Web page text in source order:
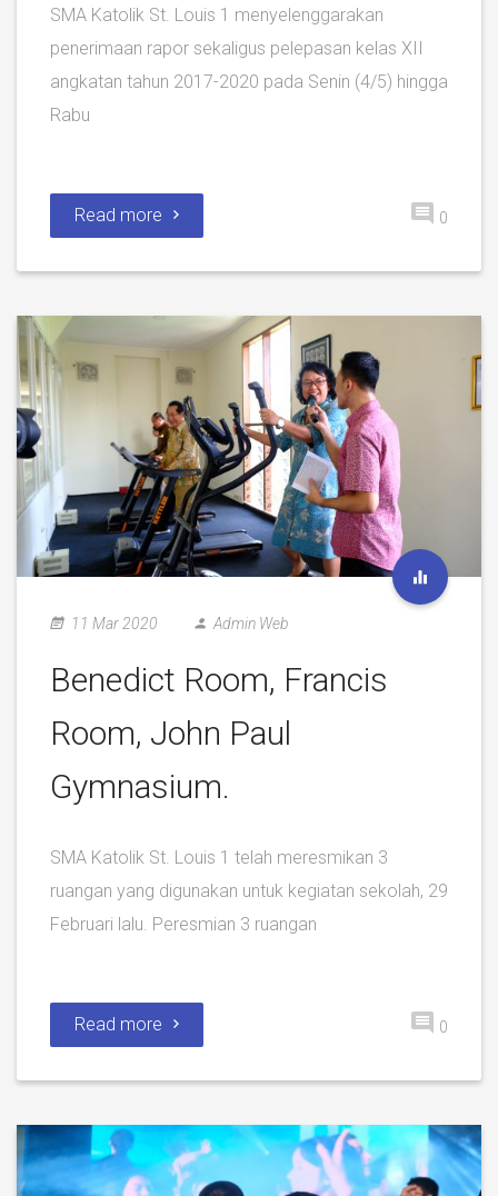
SMA Katolik St. Louis 1 menyelenggarakan
penerimaan rapor sekaligus pelepasan kelas XII
angkatan tahun 2017-2020 pada Senin (4/5) hingga
Rabu
Read more 0
11 Mar 2020 Admin Web
Benedict Room, Francis
Room, John Paul
Gymnasium.
SMA Katolik St. Louis 1 telah meresmikan 3
ruangan yang digunakan untuk kegiatan sekolah, 29
Februari lalu. Peresmian 3 ruangan
Read more 0